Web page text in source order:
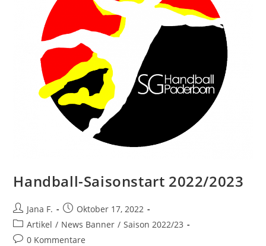
Handball-Saisonstart 2022/2023
Beitrags-
Autor:
Jana F.
Beitrag
veröffentlicht:
Oktober 17, 2022
Beitrags-
Kategorie:
Artikel / News Banner / Saison 2022/23
Beitrags-
0 Kommentare